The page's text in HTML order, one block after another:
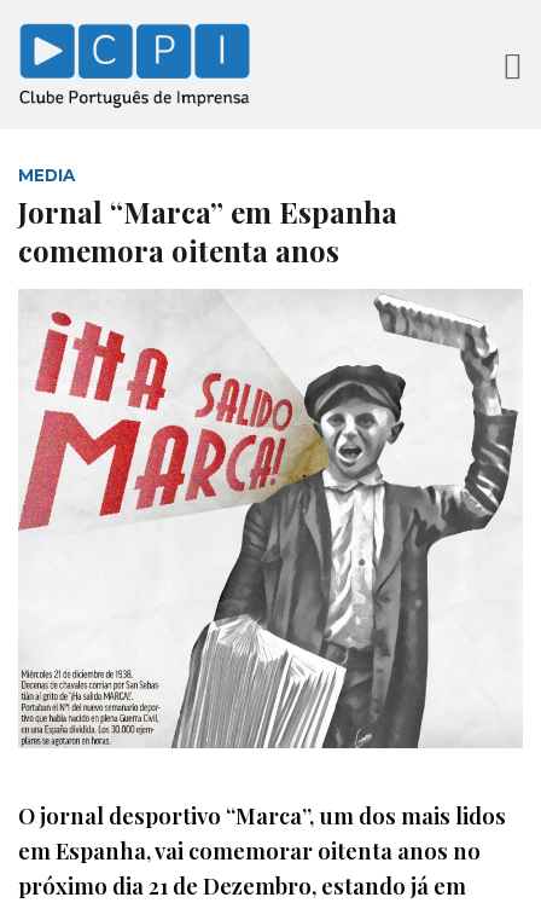
MEDIA
Jornal “Marca” em Espanha
comemora oitenta anos
O jornal desportivo “Marca”, um dos mais lidos
em Espanha, vai comemorar oitenta anos no
próximo dia 21 de Dezembro, estando já em